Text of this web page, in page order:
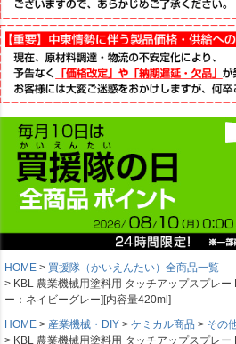
HOME
買援隊（かいえんたい）全商品一覧
KBL 農業機械用塗料用 タッチアップスプレ
ー：ネイビーグレー][内容量420ml]
HOME
産業機械・DIY ケミカル商品
その
KBL 農業機械用塗料用 タッチアップスプレ